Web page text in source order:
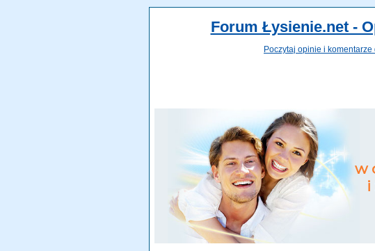
Forum Łysienie.net -
Poczytaj opinie i komentarze